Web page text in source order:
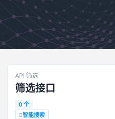
API 筛选
筛选接口
0 个
智能搜索